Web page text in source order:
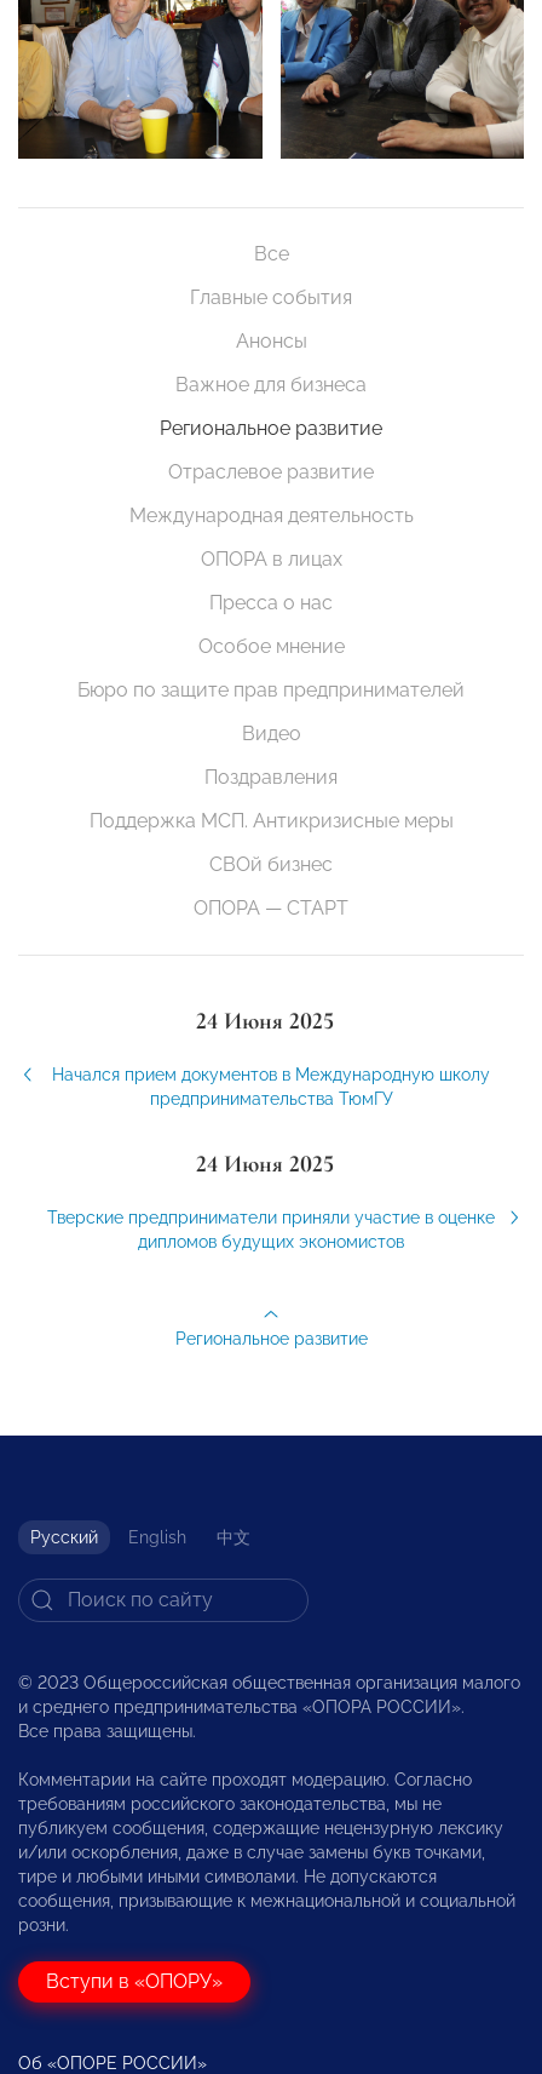
Все
Главные события
Анонсы
Важное для бизнеса
Региональное развитие
Отраслевое развитие
Международная деятельность
ОПОРА в лицах
Пресса о нас
Особое мнение
Бюро по защите прав предпринимателей
Видео
Поздравления
Поддержка МСП. Антикризисные меры
СВОй бизнес
ОПОРА — СТАРТ
24 Июня 2025
Начался прием документов в Международную школу
предпринимательства ТюмГУ
24 Июня 2025
Тверские предприниматели приняли участие в оценке
дипломов будущих экономистов
Региональное развитие
Русский English 中文
© 2023 Общероссийская общественная организация малого
и среднего предпринимательства «ОПОРА РОССИИ».
Все права защищены.
Комментарии на сайте проходят модерацию. Согласно
требованиям российского законодательства, мы не
публикуем сообщения, содержащие нецензурную лексику
и/или оскорбления, даже в случае замены букв точками,
тире и любыми иными символами. Не допускаются
сообщения, призывающие к межнациональной и социальной
розни.
Вступи в «ОПОРУ»
Об «ОПОРЕ РОССИИ»